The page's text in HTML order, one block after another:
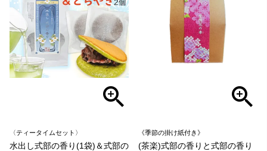
〈ティータイムセット〉
水出し式部の香り(1袋)＆式部の
《季節の掛け紙付き》
(茶楽)式部の香りと式部の香り